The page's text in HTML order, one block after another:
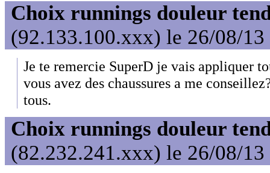
Choix runnings douleur
(92.133.100.xxx) le 26/08/13
Je te remercie SuperD je vais appliquer
vous avez des chaussures a me
tous.
Choix runnings douleur
(82.232.241.xxx) le 26/08/13